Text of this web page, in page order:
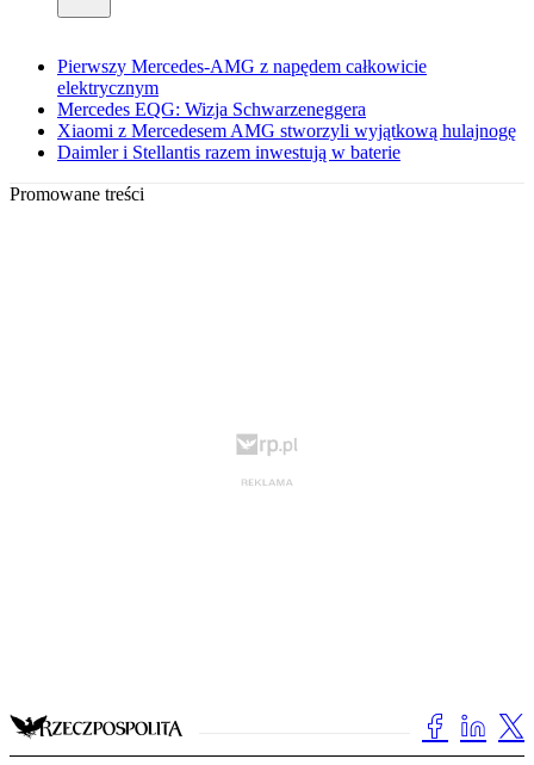
Pierwszy Mercedes-AMG z napędem całkowicie
elektrycznym
Mercedes EQG: Wizja Schwarzeneggera
Xiaomi z Mercedesem AMG stworzyli wyjątkową hulajnogę
Daimler i Stellantis razem inwestują w baterie
Promowane treści